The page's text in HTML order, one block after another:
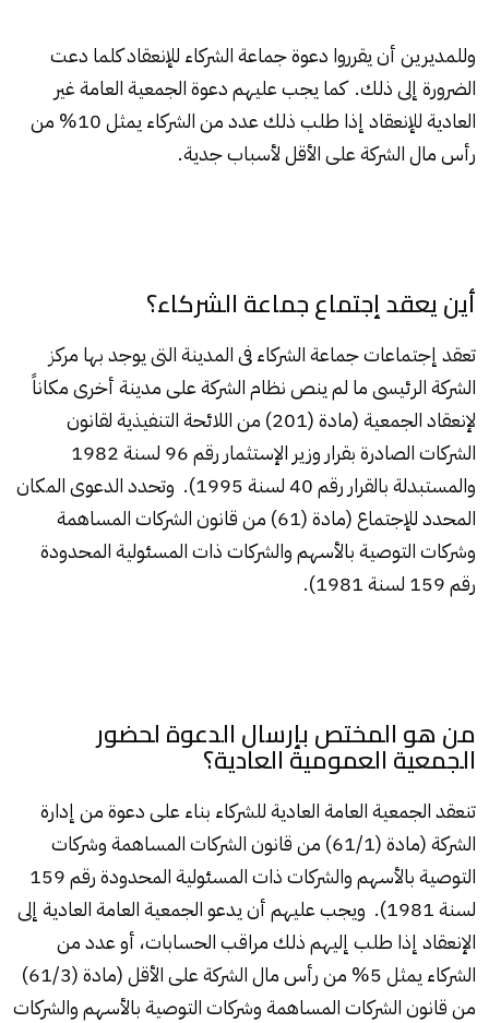
وللمديرين أن يقرروا دعوة جماعة الشركاء للإنعقاد كلما دعت
الضرورة إلى ذلك. كما يجب عليهم دعوة الجمعية العامة غير
العادية للإنعقاد إذا طلب ذلك عدد من الشركاء يمثل 10% من
رأس مال الشركة على الأقل لأسباب جدية.
أين يعقد إجتماع جماعة الشركاء؟
تعقد إجتماعات جماعة الشركاء فى المدينة التى يوجد بها مركز
الشركة الرئيسى ما لم ينص نظام الشركة على مدينة أخرى مكاناً
لإنعقاد الجمعية (مادة (201) من اللائحة التنفيذية لقانون
الشركات الصادرة بقرار وزير الإستثمار رقم 96 لسنة 1982
والمستبدلة بالقرار رقم 40 لسنة 1995). وتحدد الدعوى المكان
المحدد للإجتماع (مادة (61) من قانون الشركات المساهمة
وشركات التوصية بالأسهم والشركات ذات المسئولية المحدودة
رقم 159 لسنة 1981).
من هو المختص بإرسال الدعوة لحضور
الجمعية العمومية العادية؟
تنعقد الجمعية العامة العادية للشركاء بناء على دعوة من إدارة
الشركة (مادة (61/1) من قانون الشركات المساهمة وشركات
التوصية بالأسهم والشركات ذات المسئولية المحدودة رقم 159
لسنة 1981). ويجب عليهم أن يدعو الجمعية العامة العادية إلى
الإنعقاد إذا طلب إليهم ذلك مراقب الحسابات، أو عدد من
الشركاء يمثل 5% من رأس مال الشركة على الأقل (مادة (61/3)
من قانون الشركات المساهمة وشركات التوصية بالأسهم والشركات